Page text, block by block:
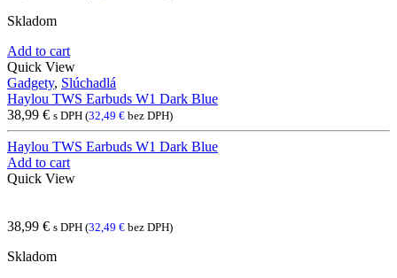
Skladom
Add to cart
Quick View
Gadgety, Slúchadlá
Haylou TWS Earbuds W1 Dark Blue
38,99 € s DPH (32,49 € bez DPH)
Haylou TWS Earbuds W1 Dark Blue
Add to cart
Quick View
38,99 € s DPH (32,49 € bez DPH)
Skladom